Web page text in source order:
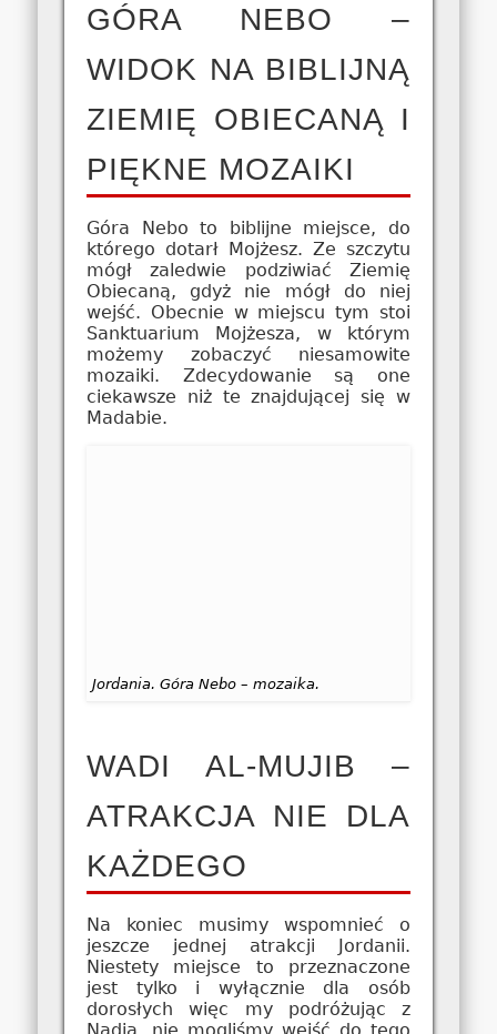
GÓRA NEBO –
WIDOK NA BIBLIJNĄ
ZIEMIĘ OBIECANĄ I
PIĘKNE MOZAIKI
Góra Nebo to biblijne miejsce, do
którego dotarł Mojżesz. Ze szczytu
mógł zaledwie podziwiać Ziemię
Obiecaną, gdyż nie mógł do niej
wejść. Obecnie w miejscu tym stoi
Sanktuarium Mojżesza, w którym
możemy zobaczyć niesamowite
mozaiki. Zdecydowanie są one
ciekawsze niż te znajdującej się w
Madabie.
Jordania. Góra Nebo – mozaika.
WADI AL-MUJIB –
ATRAKCJA NIE DLA
KAŻDEGO
Na koniec musimy wspomnieć o
jeszcze jednej atrakcji Jordanii.
Niestety miejsce to przeznaczone
jest tylko i wyłącznie dla osób
dorosłych więc my podróżując z